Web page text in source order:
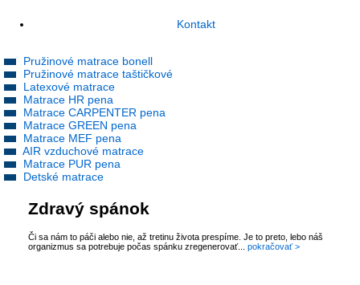
Kontakt
Pružinové matrace bonell
Pružinové matrace taštičkové
Latexové matrace
Matrace HR pena
Matrace CARPENTER pena
Matrace GREEN pena
Matrace MEF pena
AIR vzduchové matrace
Matrace PUR pena
Detské matrace
Zdravý spánok
Či sa nám to páči alebo nie, až tretinu života prespíme. Je to preto, lebo náš
organizmus sa potrebuje počas spánku zregenerovať... pokračovať >